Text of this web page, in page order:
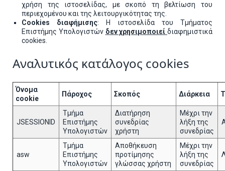
χρήση της ιστοσελίδας, με σκοπό τη βελτίωση του
περιεχομένου και της λειτουργικότητας της.
Cookies διαφήμισης: Η ιστοσελίδα του Τμήματος
Επιστήμης Υπολογιστών δεν χρησιμοποιεί διαφημιστικά
cookies.
Αναλυτικός κατάλογος cookies
Όνομα
cookie
Πάροχος Σκοπός Διάρκεια
JSESSIONID
Τμήμα
Επιστήμης
Υπολογιστών
Διατήρηση
συνεδρίας
χρήστη
Μέχρι την
λήξη της
συνεδρίας
asw
Τμήμα
Επιστήμης
Υπολογιστών
Αποθήκευση
προτίμησης
γλώσσας χρήστη
Μέχρι την
λήξη της
συνεδρίας